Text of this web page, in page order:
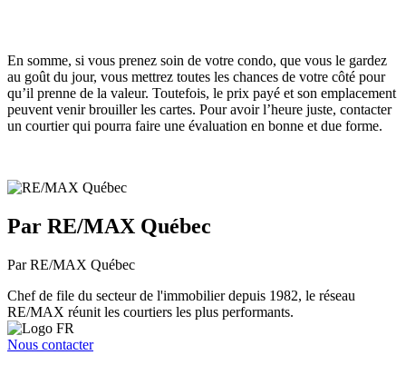
En somme, si vous prenez soin de votre condo, que vous le gardez
au goût du jour, vous mettrez toutes les chances de votre côté pour
qu’il prenne de la valeur. Toutefois, le prix payé et son emplacement
peuvent venir brouiller les cartes. Pour avoir l’heure juste, contacter
un courtier qui pourra faire une évaluation en bonne et due forme.
Par RE/MAX Québec
Par RE/MAX Québec
Chef de file du secteur de l'immobilier depuis 1982, le réseau
RE/MAX réunit les courtiers les plus performants.
Nous contacter